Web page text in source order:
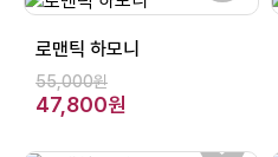
로맨틱 하모니
55,000원
47,800원